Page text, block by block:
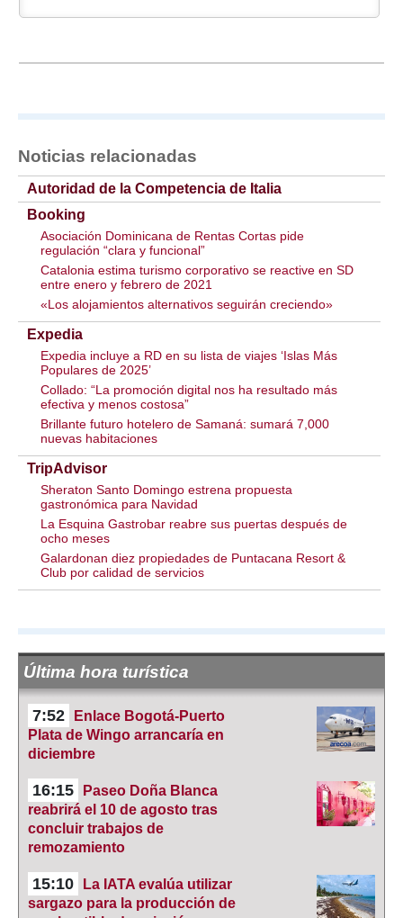
Noticias relacionadas
Autoridad de la Competencia de Italia
Booking
Asociación Dominicana de Rentas Cortas pide
regulación “clara y funcional”
Catalonia estima turismo corporativo se reactive en SD
entre enero y febrero de 2021
«Los alojamientos alternativos seguirán creciendo»
Expedia
Expedia incluye a RD en su lista de viajes ‘Islas Más
Populares de 2025’
Collado: “La promoción digital nos ha resultado más
efectiva y menos costosa”
Brillante futuro hotelero de Samaná: sumará 7,000
nuevas habitaciones
TripAdvisor
Sheraton Santo Domingo estrena propuesta
gastronómica para Navidad
La Esquina Gastrobar reabre sus puertas después de
ocho meses
Galardonan diez propiedades de Puntacana Resort &
Club por calidad de servicios
Última hora turística
7:52
Enlace Bogotá-Puerto
Plata de Wingo arrancaría en
diciembre
16:15
Paseo Doña Blanca
reabrirá el 10 de agosto tras
concluir trabajos de
remozamiento
15:10
La IATA evalúa utilizar
sargazo para la producción de